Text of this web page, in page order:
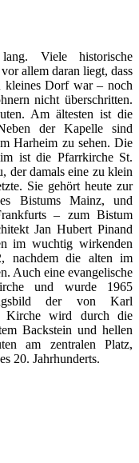
Viele historische
allem daran liegt, dass
kleines Dorf war – noch
nicht überschritten.
Am ältesten ist die
der Kapelle sind
Harheim zu sehen. Die
ist die Pfarrkirche St.
der damals eine zu klein
Sie gehört heute zur
Bistums Mainz, und
– zum Bistum
Jan Hubert Pinand
im wuchtig wirkenden
nachdem die alten im
Auch eine evangelische
und wurde 1965
der von Karl
Kirche wird durch die
Backstein und hellen
am zentralen Platz,
20. Jahrhunderts.